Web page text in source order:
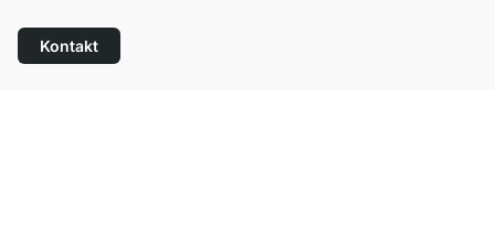
Kontakt